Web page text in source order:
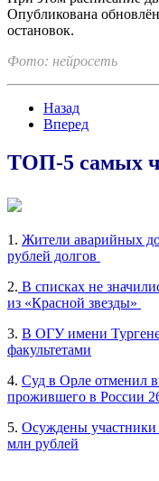
Опубликована
остановок.
Фото: нейросеть
Назад
Вперед
ТОП-5 самых
1. Жители аварийных
рублей долгов
2. В списках не
из «Красной звезды»
3. В ОГУ имени
факультетами
4. Суд в Орле отменил
прожившего в России
5. Осуждены участники
млн рублей